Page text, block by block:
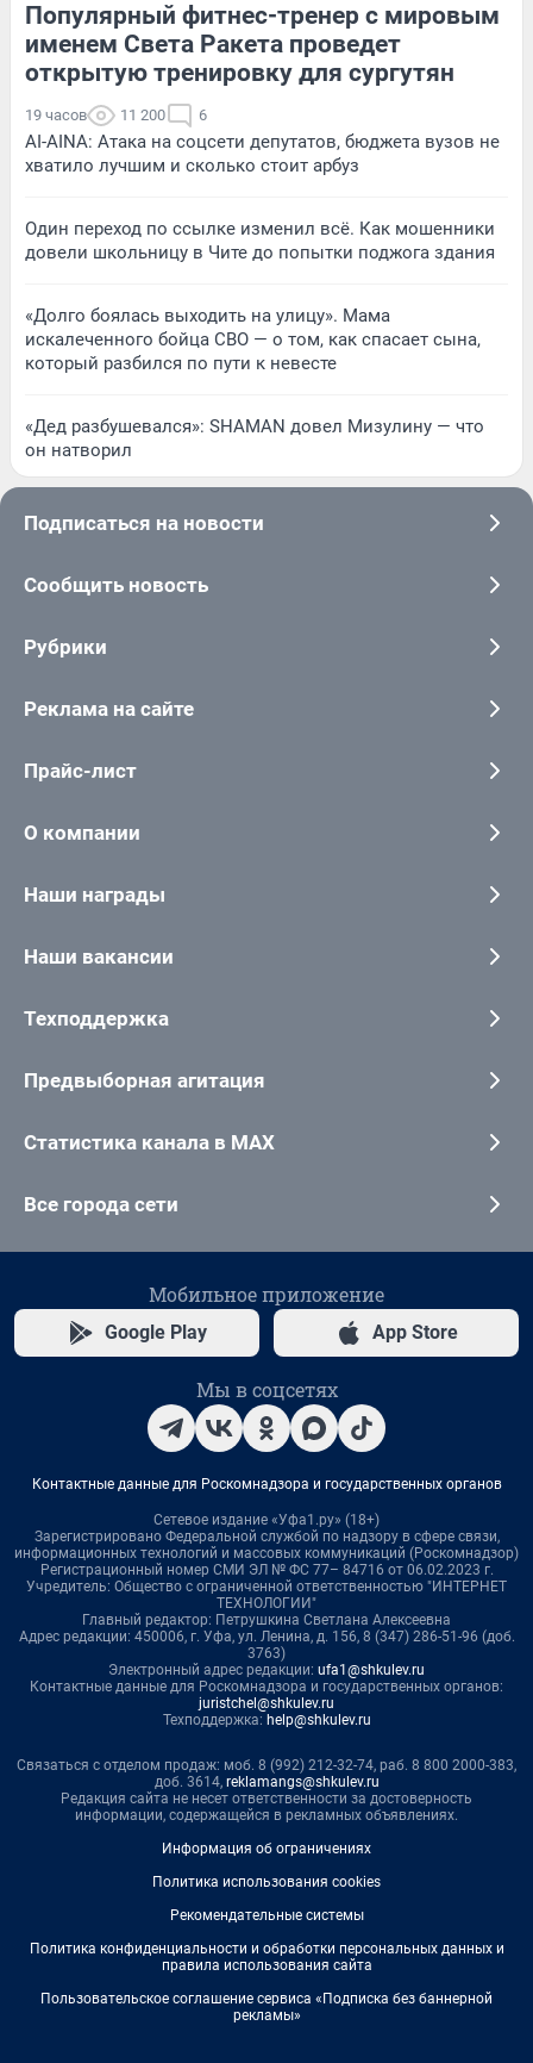
Популярный фитнес-тренер с мировым
именем Света Ракета проведет
открытую тренировку для сургутян
19 часов 11 200 6
AI-AINA: Атака на соцсети депутатов, бюджета вузов не
хватило лучшим и сколько стоит арбуз
Один переход по ссылке изменил всё. Как мошенники
довели школьницу в Чите до попытки поджога здания
«Долго боялась выходить на улицу». Мама
искалеченного бойца СВО — о том, как спасает сына,
который разбился по пути к невесте
«Дед разбушевался»: SHAMAN довел Мизулину — что
он натворил
Подписаться на новости
Сообщить новость
Рубрики
Реклама на сайте
Прайс-лист
О компании
Наши награды
Наши вакансии
Техподдержка
Предвыборная агитация
Статистика канала в MAX
Все города сети
Мобильное приложение
Google Play App Store
Мы в соцсетях
Контактные данные для Роскомнадзора и государственных органов
Сетевое издание «Уфа1.ру» (18+)
Зарегистрировано Федеральной службой по надзору в сфере связи,
информационных технологий и массовых коммуникаций (Роскомнадзор)
Регистрационный номер СМИ ЭЛ № ФС 77– 84716 от 06.02.2023 г.
Учредитель: Общество с ограниченной ответственностью "ИНТЕРНЕТ
ТЕХНОЛОГИИ"
Главный редактор: Петрушкина Светлана Алексеевна
Адрес редакции: 450006, г. Уфа, ул. Ленина, д. 156, 8 (347) 286-51-96 (доб.
3763)
Электронный адрес редакции: ufa1@shkulev.ru
Контактные данные для Роскомнадзора и государственных органов:
juristchel@shkulev.ru
Техподдержка: help@shkulev.ru
Связаться с отделом продаж: моб. 8 (992) 212-32-74, раб. 8 800 2000-383,
доб. 3614, reklamangs@shkulev.ru
Редакция сайта не несет ответственности за достоверность
информации, содержащейся в рекламных объявлениях.
Информация об ограничениях
Политика использования cookies
Рекомендательные системы
Политика конфиденциальности и обработки персональных данных и
правила использования сайта
Пользовательское соглашение сервиса «Подписка без баннерной
рекламы»